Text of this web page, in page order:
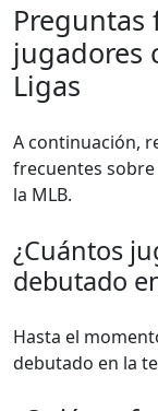
Preguntas
jugadores
Ligas
A continuación,
frecuentes
la MLB.
¿Cuántos
debutado
Hasta el
debutado en la